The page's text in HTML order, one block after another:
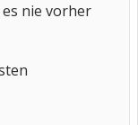
nie vorher